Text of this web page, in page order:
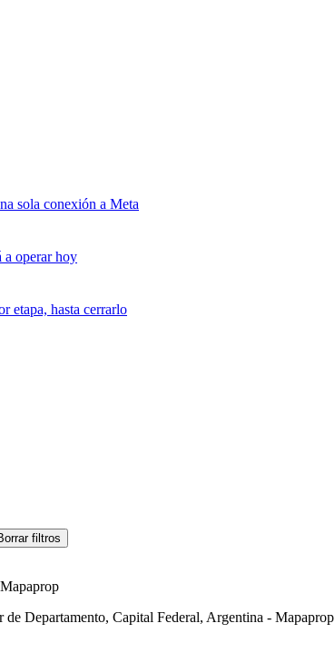
sola conexión a Meta
a operar hoy
etapa, hasta cerrarlo
filtros
de Departamento, Capital Federal, Argentina - Mapaprop